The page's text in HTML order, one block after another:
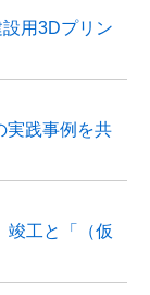
用3Dプリン
実践事例を共
竣工と「（仮